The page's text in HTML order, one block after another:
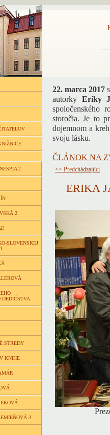
2
2
SLOVENSKEJ
DEDIČSTVA
STREDY
KNIHE
3
22. marca 2017
autorky Eriky
spoločenského
storočia. Je to
dojemnom a
svoju lásku.
ČLÁNOK NA
<< Predchádzajúci
ERIKA